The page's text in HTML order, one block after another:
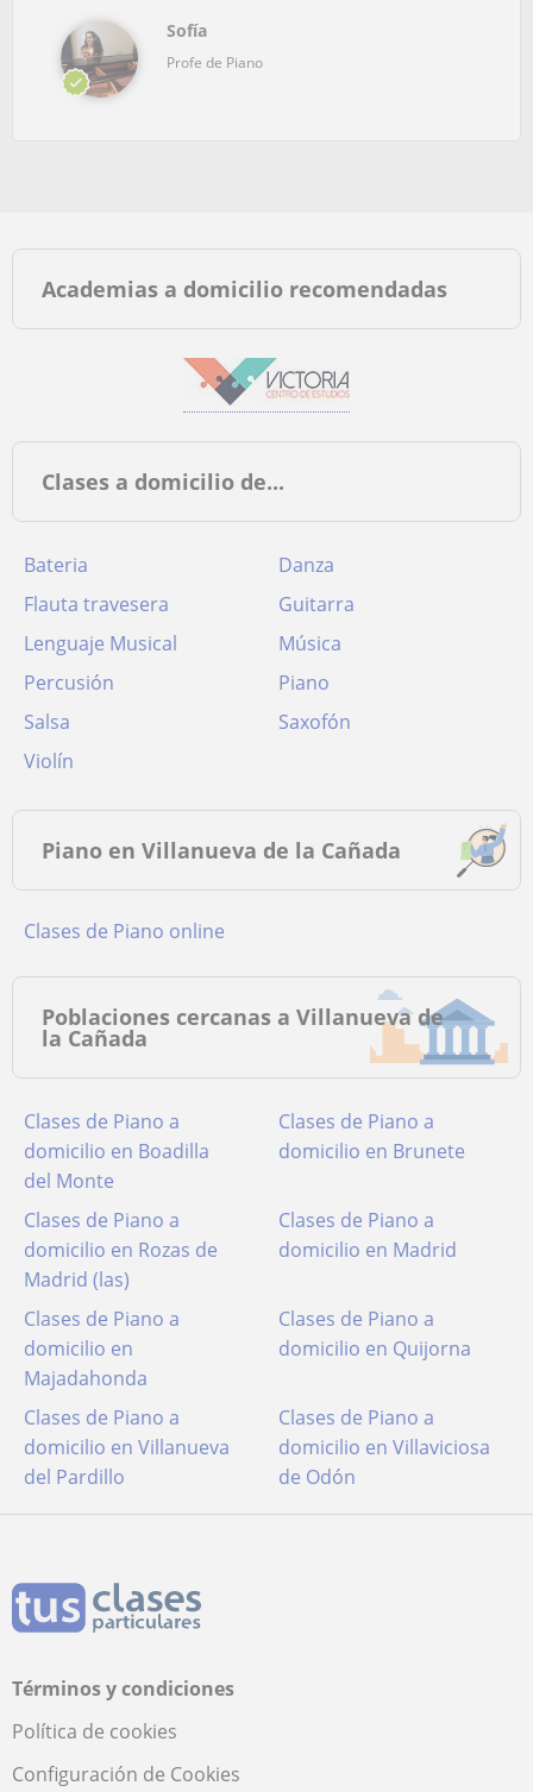
Sofía
Profe de Piano
Academias a domicilio recomendadas
Clases a domicilio de...
Bateria
Danza
Flauta travesera
Guitarra
Lenguaje Musical
Música
Percusión
Piano
Salsa
Saxofón
Violín
Piano en Villanueva de la Cañada
Clases de Piano online
Poblaciones cercanas a Villanueva de
la Cañada
Clases de Piano a
domicilio en Boadilla
del Monte
Clases de Piano a
domicilio en Brunete
Clases de Piano a
domicilio en Rozas de
Madrid (las)
Clases de Piano a
domicilio en Madrid
Clases de Piano a
domicilio en
Majadahonda
Clases de Piano a
domicilio en Quijorna
Clases de Piano a
domicilio en Villanueva
del Pardillo
Clases de Piano a
domicilio en Villaviciosa
de Odón
Términos y condiciones
Política de cookies
Configuración de Cookies